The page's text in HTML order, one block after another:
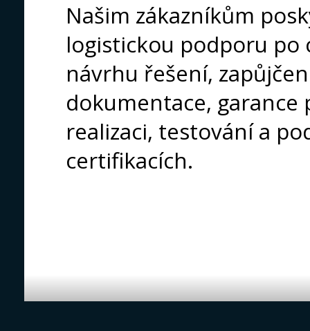
Našim zákazníkům
logistickou podporu
návrhu řešení,
dokumentace, garance
realizaci, testování a
certifikacích.